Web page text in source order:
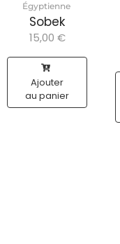
Égyptienne
Sobek
15,00 €
Ajouter
au panier